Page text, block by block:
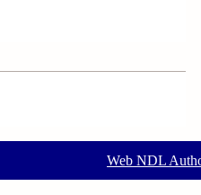
Web NDL